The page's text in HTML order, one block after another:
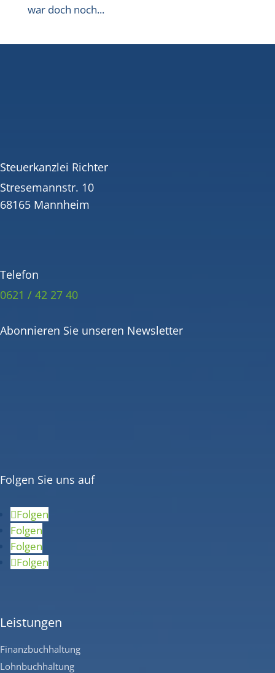
war doch noch...
Steuerkanzlei Richter
Stresemannstr. 10
68165 Mannheim
Telefon
0621 / 42 27 40
Abonnieren Sie unseren Newsletter
Folgen Sie uns auf
Folgen
Folgen
Folgen
Folgen
Leistungen
Finanzbuchhaltung
Lohnbuchhaltung